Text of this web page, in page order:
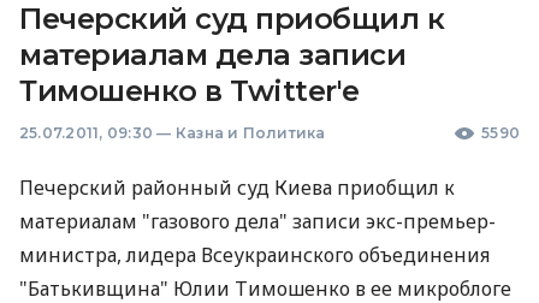
Печерский суд приобщил к
материалам дела записи
Тимошенко в Twitter'е
25.07.2011, 09:30 — Казна и Политика 5590
Печерский районный суд Киева приобщил к
материалам "газового дела" записи экс-премьер-
министра, лидера Всеукраинского объединения
"Батькивщина" Юлии Тимошенко в ее микроблоге